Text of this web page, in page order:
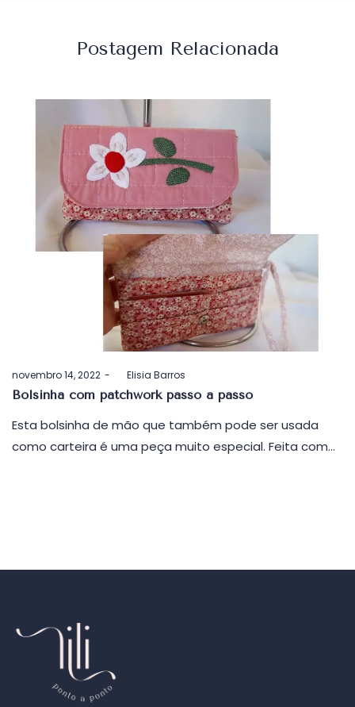
Postagem Relacionada
Postado
em
novembro 14, 2022 byElisia Barros
Bolsinha com patchwork passo a passo
Esta bolsinha de mão que também pode ser usada
como carteira é uma peça muito especial. Feita com…